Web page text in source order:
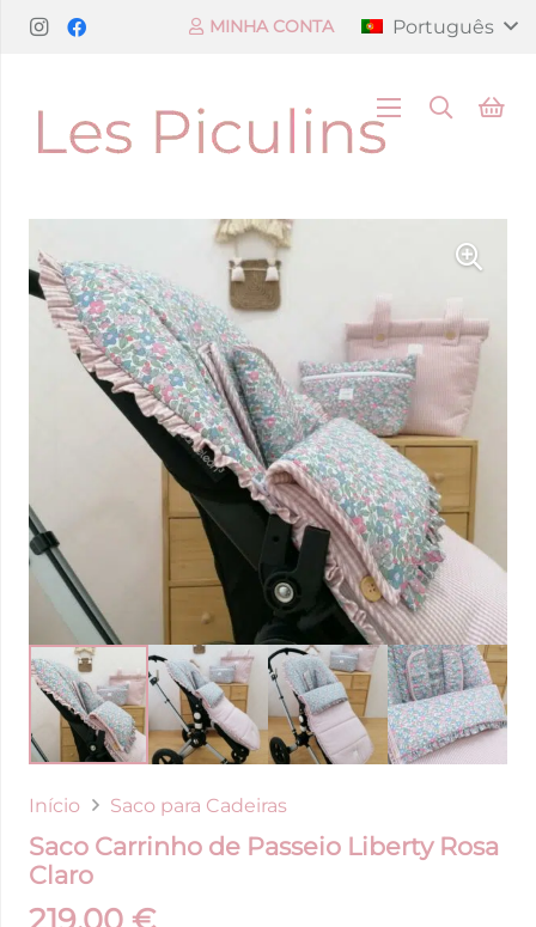
MINHA CONTA Português
Início Saco para Cadeiras
Saco Carrinho de Passeio Liberty Rosa
Claro
219,00 €